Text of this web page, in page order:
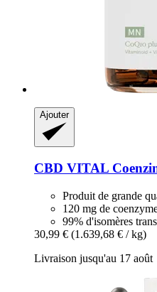
Ajouter
CBD VITAL
Produit de grande
120 mg de
99% d'isomères
30,99 € (1.639,68 € / kg)
Livraison jusqu'au 17 août